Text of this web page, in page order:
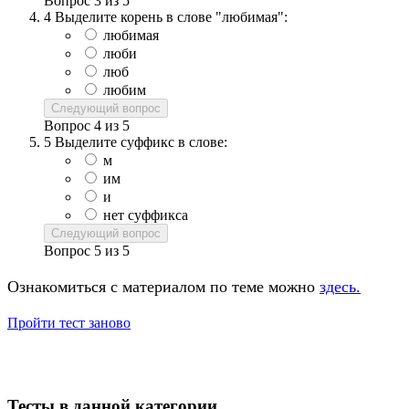
4 Выделите корень в слове "любимая":
любимая
люби
люб
любим
Следующий вопрос
Вопрос 4 из 5
5 Выделите суффикс в слове:
м
им
и
нет суффикса
Следующий вопрос
Вопрос 5 из 5
Ознакомиться с материалом по теме можно здесь.
Пройти тест заново